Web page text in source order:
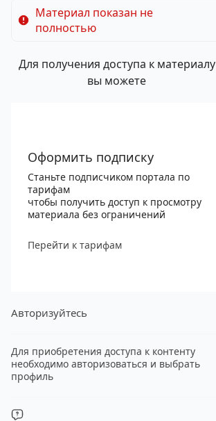
Материал показан не
полностью
Для получения доступа к материалу
вы можете
Оформить подписку
Станьте подписчиком портала по
тарифам
чтобы получить доступ к просмотру
материала без ограничений
Перейти к тарифам
Авторизуйтесь
Для приобретения доступа к контенту
необходимо авторизоваться и выбрать
профиль